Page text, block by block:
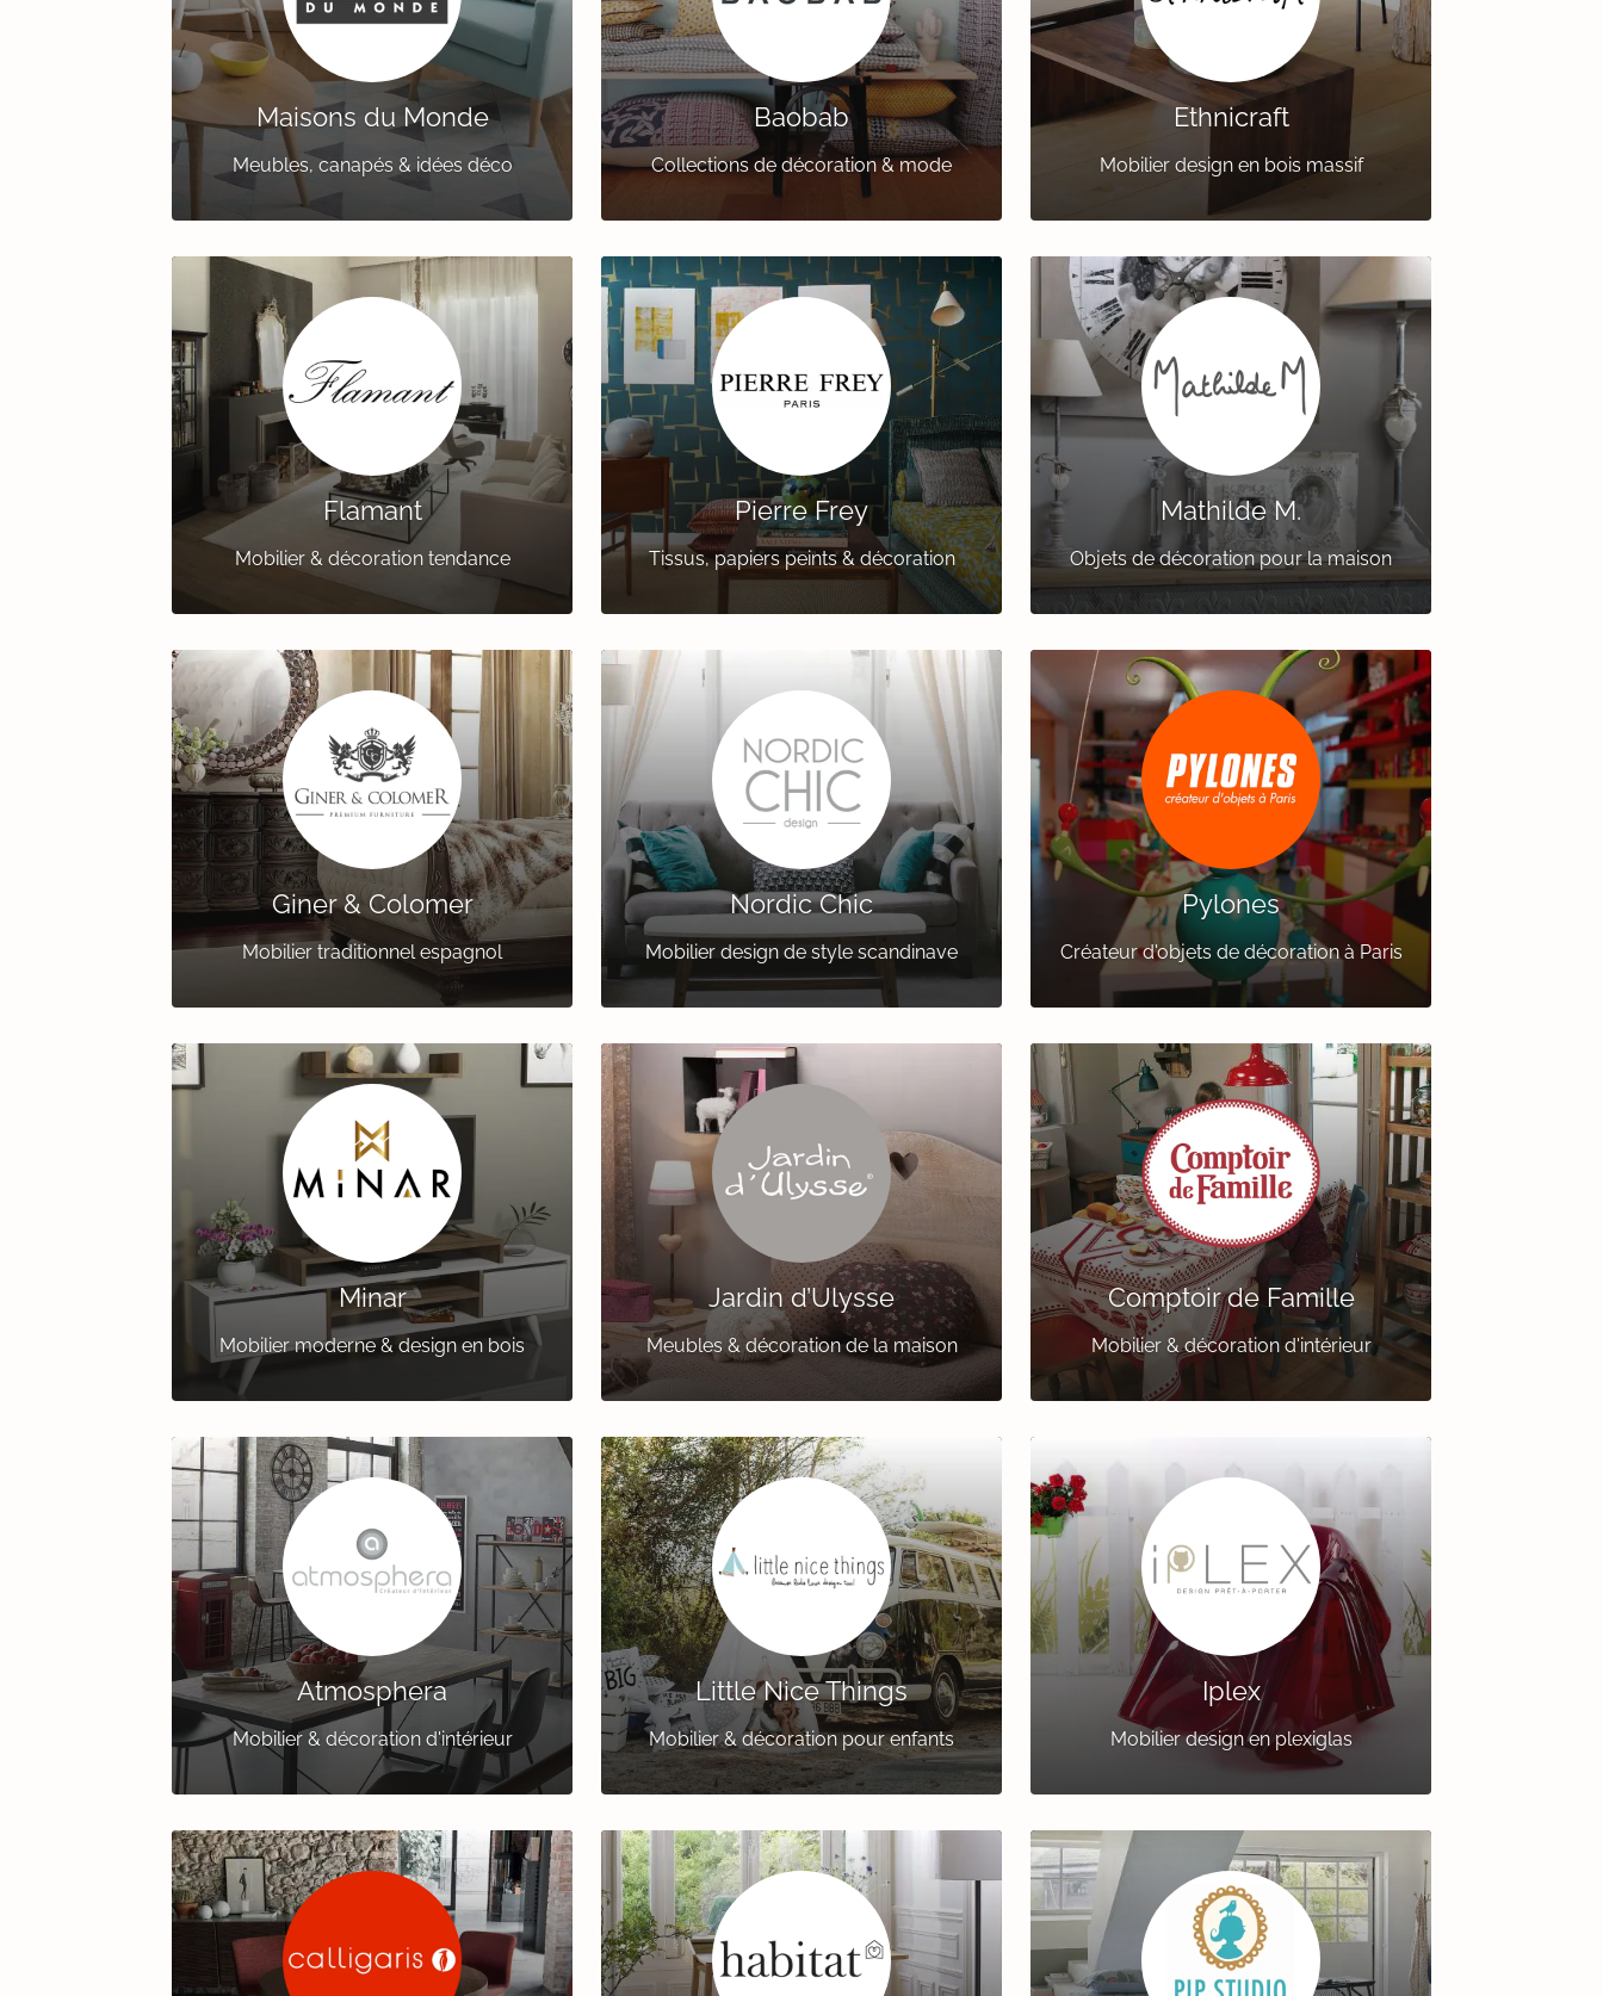
Maisons du Monde
Meubles, canapés & idées déco
Baobab
Collections de décoration & mode
Ethnicraft
Mobilier design en bois massif
Flamant
Mobilier & décoration tendance
Pierre Frey
Tissus, papiers peints & décoration
Mathilde M.
Objets de décoration pour la maison
Giner & Colomer
Mobilier traditionnel espagnol
Nordic Chic
Mobilier design de style scandinave
Pylones
Créateur d'objets de décoration à Paris
Minar
Mobilier moderne & design en bois
Jardin d’Ulysse
Meubles & décoration de la maison
Comptoir de Famille
Mobilier & décoration d'intérieur
Atmosphera
Mobilier & décoration d'intérieur
Little Nice Things
Mobilier & décoration pour enfants
Iplex
Mobilier design en plexiglas